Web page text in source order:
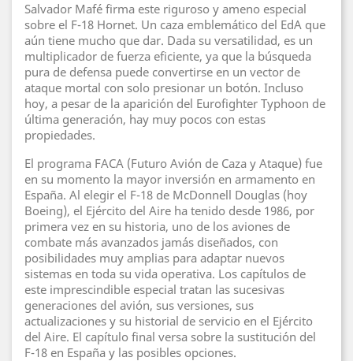
Salvador Mafé firma este riguroso y ameno especial
sobre el F-18 Hornet. Un caza emblemático del EdA que
aún tiene mucho que dar. Dada su versatilidad, es un
multiplicador de fuerza eficiente, ya que la búsqueda
pura de defensa puede convertirse en un vector de
ataque mortal con solo presionar un botón. Incluso
hoy, a pesar de la aparición del Eurofighter Typhoon de
última generación, hay muy pocos con estas
propiedades.
El programa FACA (Futuro Avión de Caza y Ataque) fue
en su momento la mayor inversión en armamento en
España. Al elegir el F-18 de McDonnell Douglas (hoy
Boeing), el Ejército del Aire ha tenido desde 1986, por
primera vez en su historia, uno de los aviones de
combate más avanzados jamás diseñados, con
posibilidades muy amplias para adaptar nuevos
sistemas en toda su vida operativa. Los capítulos de
este imprescindible especial tratan las sucesivas
generaciones del avión, sus versiones, sus
actualizaciones y su historial de servicio en el Ejército
del Aire. El capítulo final versa sobre la sustitución del
F-18 en España y las posibles opciones.